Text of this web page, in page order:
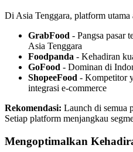
Di Asia Tenggara, platform utama
GrabFood - Pangsa pasar
Asia Tenggara
Foodpanda - Kehadiran
GoFood - Dominan di
ShopeeFood - Kompetitor
integrasi e-commerce
Rekomendasi: Launch di semua
Setiap platform menjangkau
Mengoptimalkan